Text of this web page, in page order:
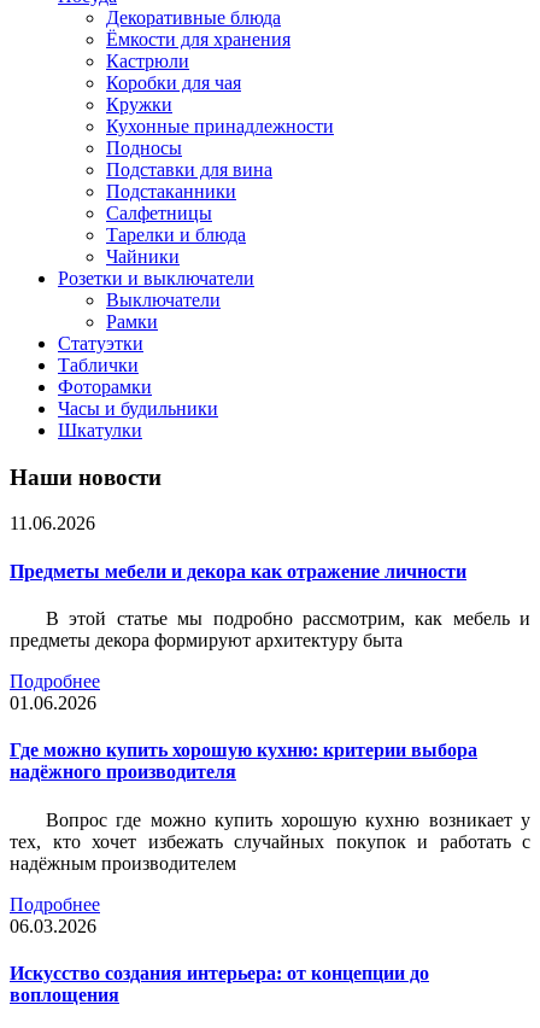
Декоративные блюда
Ёмкости для хранения
Кастрюли
Коробки для чая
Кружки
Кухонные принадлежности
Подносы
Подставки для вина
Подстаканники
Салфетницы
Тарелки и блюда
Чайники
Розетки и выключатели
Выключатели
Рамки
Статуэтки
Таблички
Фоторамки
Часы и будильники
Шкатулки
Наши новости
11.06.2026
Предметы мебели и декора как отражение личности
В этой статье мы подробно рассмотрим, как мебель и
предметы декора формируют архитектуру быта
Подробнее
01.06.2026
Где можно купить хорошую кухню: критерии выбора
надёжного производителя
Вопрос где можно купить хорошую кухню возникает у
тех, кто хочет избежать случайных покупок и работать с
надёжным производителем
Подробнее
06.03.2026
Искусство создания интерьера: от концепции до
воплощения